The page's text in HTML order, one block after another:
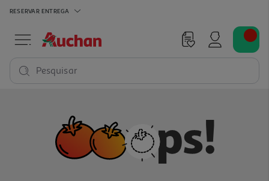
RESERVAR ENTREGA
Pesquisar